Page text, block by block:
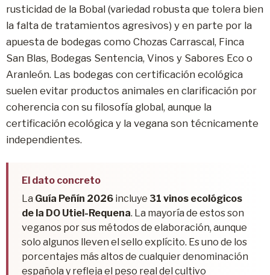
rusticidad de la Bobal (variedad robusta que tolera bien
la falta de tratamientos agresivos) y en parte por la
apuesta de bodegas como Chozas Carrascal, Finca
San Blas, Bodegas Sentencia, Vinos y Sabores Eco o
Aranleón. Las bodegas con certificación ecológica
suelen evitar productos animales en clarificación por
coherencia con su filosofía global, aunque la
certificación ecológica y la vegana son técnicamente
independientes.
El dato concreto
La Guía Peñín 2026 incluye 31 vinos ecológicos
de la DO Utiel-Requena. La mayoría de estos son
veganos por sus métodos de elaboración, aunque
solo algunos lleven el sello explícito. Es uno de los
porcentajes más altos de cualquier denominación
española y refleja el peso real del cultivo